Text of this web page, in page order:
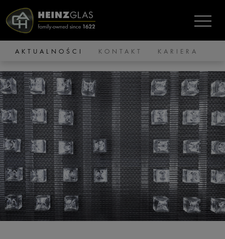
AKTUALNOŚCI KONTAKT KARIERA